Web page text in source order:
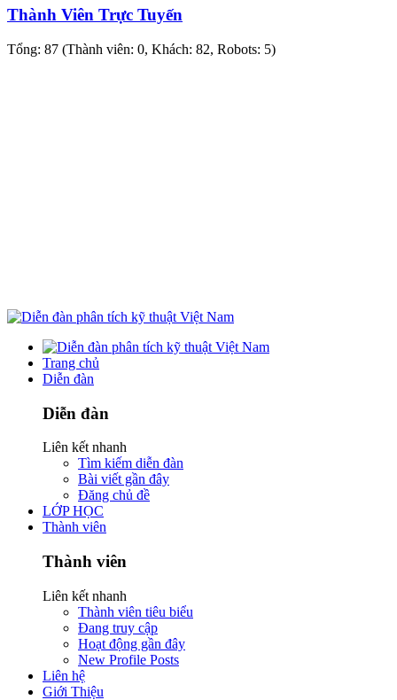
Thành Viên Trực Tuyến
Tổng: 87 (Thành viên: 0, Khách: 82, Robots: 5)
Trang chủ
Diễn đàn
Diễn đàn
Liên kết nhanh
Tìm kiếm diễn đàn
Bài viết gần đây
Đăng chủ đề
LỚP HỌC
Thành viên
Thành viên
Liên kết nhanh
Thành viên tiêu biểu
Đang truy cập
Hoạt động gần đây
New Profile Posts
Liên hệ
Giới Thiệu